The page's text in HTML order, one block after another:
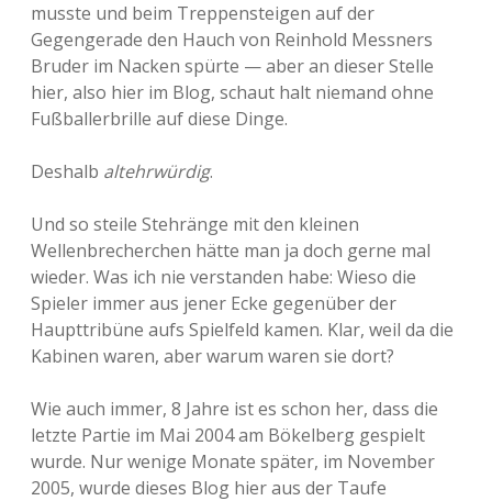
musste und beim Treppensteigen auf der
Gegengerade den Hauch von Reinhold Messners
Bruder im Nacken spürte — aber an dieser Stelle
hier, also hier im Blog, schaut halt niemand ohne
Fußballerbrille auf diese Dinge.
Deshalb altehrwürdig.
Und so steile Stehränge mit den kleinen
Wellenbrecherchen hätte man ja doch gerne mal
wieder. Was ich nie verstanden habe: Wieso die
Spieler immer aus jener Ecke gegenüber der
Haupttribüne aufs Spielfeld kamen. Klar, weil da die
Kabinen waren, aber warum waren sie dort?
Wie auch immer, 8 Jahre ist es schon her, dass die
letzte Partie im Mai 2004 am Bökelberg gespielt
wurde. Nur wenige Monate später, im November
2005, wurde dieses Blog hier aus der Taufe